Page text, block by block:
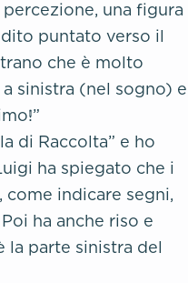
una figura
puntato verso il
che è molto
sinistra (nel sogno) e
di Raccolta” e ho
ha spiegato che i
indicare segni,
ha anche riso e
la parte sinistra del